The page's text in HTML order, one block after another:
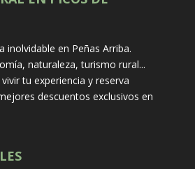
inolvidable en Peñas Arriba.
naturaleza, turismo rural...
tu experiencia y reserva
descuentos exclusivos en